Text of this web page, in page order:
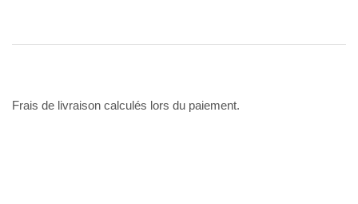
Frais de livraison calculés lors du paiement.